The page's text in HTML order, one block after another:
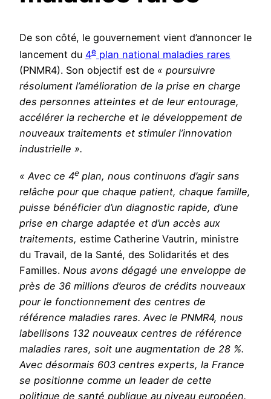
De son côté, le gouvernement vient d’annoncer le
lancement du 4e plan national maladies rares
(PNMR4). Son objectif est de « poursuivre
résolument l’amélioration de la prise en charge
des personnes atteintes et de leur entourage,
accélérer la recherche et le développement de
nouveaux traitements et stimuler l’innovation
industrielle ».
« Avec ce 4e plan, nous continuons d’agir sans
relâche pour que chaque patient, chaque famille,
puisse bénéficier d’un diagnostic rapide, d’une
prise en charge adaptée et d’un accès aux
traitements, estime Catherine Vautrin, ministre
du Travail, de la Santé, des Solidarités et des
Familles. Nous avons dégagé une enveloppe de
près de 36 millions d’euros de crédits nouveaux
pour le fonctionnement des centres de
référence maladies rares. Avec le PNMR4, nous
labellisons 132 nouveaux centres de référence
maladies rares, soit une augmentation de 28 %.
Avec désormais 603 centres experts, la France
se positionne comme un leader de cette
politique de santé publique au niveau européen.